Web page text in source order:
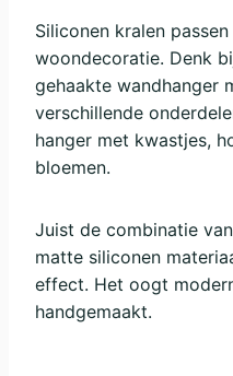
Siliconen kralen
woondecoratie. Denk
gehaakte wandhanger
verschillende
hanger met kwastjes,
bloemen.
Juist de combinatie
matte siliconen
effect. Het oogt
handgemaakt.